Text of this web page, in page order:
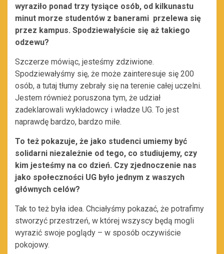
wyraziło ponad trzy tysiące osób, od kilkunastu
minut morze studentów z banerami przelewa się
przez kampus. Spodziewałyście się aż takiego
odzewu?
Szczerze mówiąc, jesteśmy zdziwione.
Spodziewałyśmy się, że może zainteresuje się 200
osób, a tutaj tłumy zebrały się na terenie całej uczelni.
Jestem również poruszona tym, że udział
zadeklarowali wykładowcy i władze UG. To jest
naprawdę bardzo, bardzo miłe.
To też pokazuje, że jako studenci umiemy być
solidarni niezależnie od tego, co studiujemy, czy
kim jesteśmy na co dzień. Czy zjednoczenie nas
jako społeczności UG było jednym z waszych
głównych celów?
Tak to też była idea. Chciałyśmy pokazać, że potrafimy
stworzyć przestrzeń, w której wszyscy będą mogli
wyrazić swoje poglądy – w sposób oczywiście
pokojowy.